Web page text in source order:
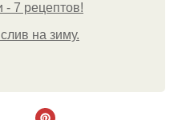
- 7 рецептов!
на зиму.